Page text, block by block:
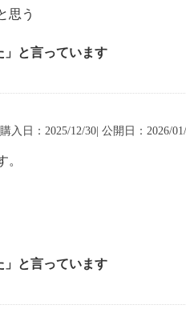
思う
」と言っています
入日：2025/12/30| 公開日：2026/01/
。
」と言っています